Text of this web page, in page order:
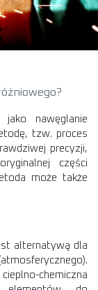
jako nawęglanie
tzw. proces
precyzji,
części
może także
alternatywą dla
chemiczna